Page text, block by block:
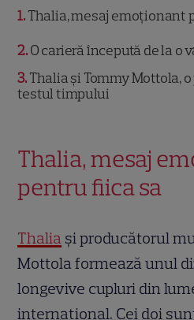
1 Thalia, mesaj emoționant
2 O carieră începută de la o
3 Thalia și Tommy Mottola,
testul timpului
Thalia, mesaj
pentru fiica sa
Thalia și producătorul
Mottola formează unul
longevive cupluri din
internațional. Cei doi